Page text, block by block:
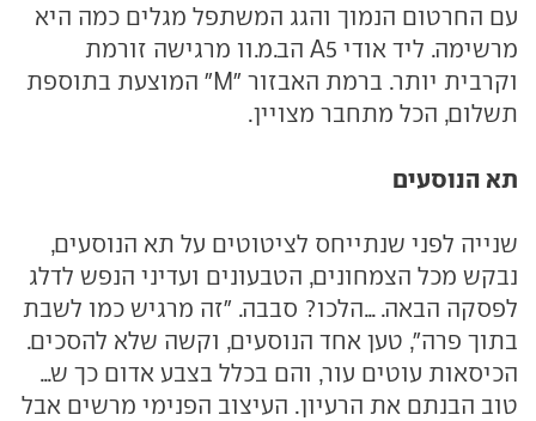
עם החרטום הנמוך והגג המשתפל מגלים כמה היא
מרשימה. ליד אודי A5 הב.מ.וו מרגישה זורמת
וקרבית יותר. ברמת האבזור "M" המוצעת בתוספת
תשלום, הכל מתחבר מצויין.
תא הנוסעים
שנייה לפני שנתייחס לציטוטים על תא הנוסעים,
נבקש מכל הצמחונים, הטבעונים ועדיני הנפש לדלג
לפסקה הבאה. ...הלכו? סבבה. "זה מרגיש כמו לשבת
בתוך פרה", טען אחד הנוסעים, וקשה שלא להסכים.
הכיסאות עוטים עור, והם בכלל בצבע אדום כך ש...
טוב הבנתם את הרעיון. העיצוב הפנימי מרשים אבל